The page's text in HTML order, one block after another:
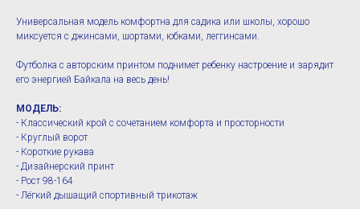
Универсальная модель комфортна для садика или школы, хорошо
миксуется с джинсами, шортами, юбками, леггинсами.
Футболка с авторским принтом поднимет ребенку настроение и зарядит
его энергией Байкала на весь день!
МОДЕЛЬ:
- Классический крой с сочетанием комфорта и просторности
- Круглый ворот
- Короткие рукава
- Дизайнерский принт
- Рост 98-164
- Лёгкий дышащий спортивный трикотаж